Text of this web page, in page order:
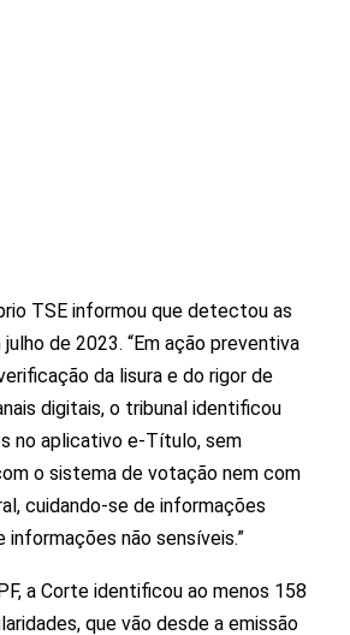
TSE informou que detectou as
de 2023. “Em ação preventiva
da lisura e do rigor de
digitais, o tribunal identificou
no aplicativo e-Título, sem
o sistema de votação nem com
cuidando-se de informações
informações não sensíveis.”
a Corte identificou ao menos 158
que vão desde a emissão